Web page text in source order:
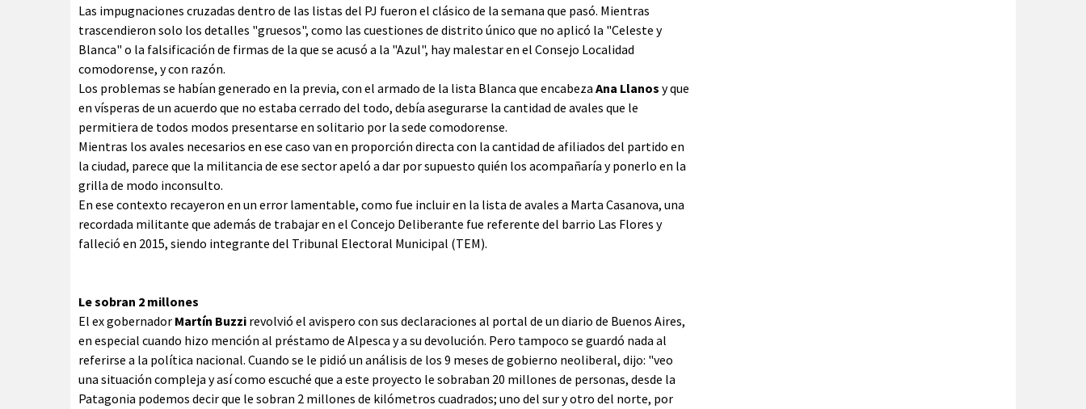
Las impugnaciones cruzadas dentro de las listas del PJ fueron el clásico de la semana que pasó. Mientras
trascendieron solo los detalles "gruesos", como las cuestiones de distrito único que no aplicó la "Celeste y
Blanca" o la falsificación de firmas de la que se acusó a la "Azul", hay malestar en el Consejo Localidad
comodorense, y con razón.
Los problemas se habían generado en la previa, con el armado de la lista Blanca que encabeza Ana Llanos y que
en vísperas de un acuerdo que no estaba cerrado del todo, debía asegurarse la cantidad de avales que le
permitiera de todos modos presentarse en solitario por la sede comodorense.
Mientras los avales necesarios en ese caso van en proporción directa con la cantidad de afiliados del partido en
la ciudad, parece que la militancia de ese sector apeló a dar por supuesto quién los acompañaría y ponerlo en la
grilla de modo inconsulto.
En ese contexto recayeron en un error lamentable, como fue incluir en la lista de avales a Marta Casanova, una
recordada militante que además de trabajar en el Concejo Deliberante fue referente del barrio Las Flores y
falleció en 2015, siendo integrante del Tribunal Electoral Municipal (TEM).
Le sobran 2 millones
El ex gobernador Martín Buzzi revolvió el avispero con sus declaraciones al portal de un diario de Buenos Aires,
en especial cuando hizo mención al préstamo de Alpesca y a su devolución. Pero tampoco se guardó nada al
referirse a la política nacional. Cuando se le pidió un análisis de los 9 meses de gobierno neoliberal, dijo: "veo
una situación compleja y así como escuché que a este proyecto le sobraban 20 millones de personas, desde la
Patagonia podemos decir que le sobran 2 millones de kilómetros cuadrados; uno del sur y otro del norte, por